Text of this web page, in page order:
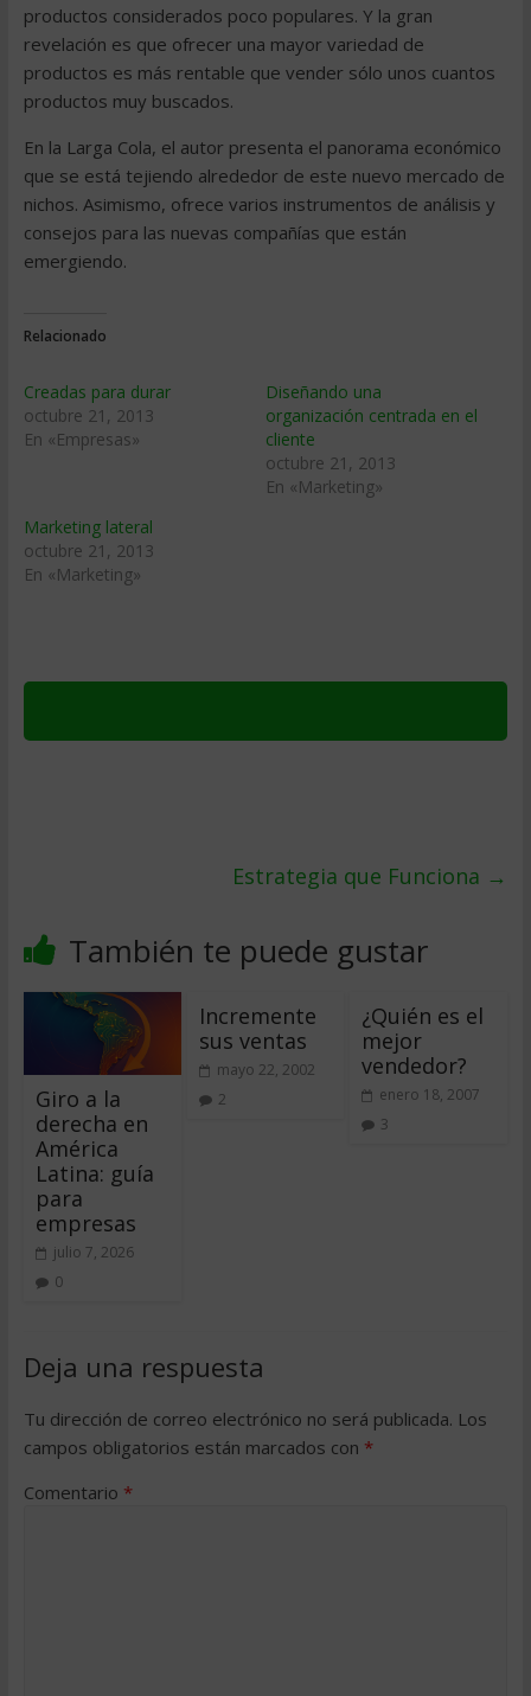
productos considerados poco populares. Y la gran
revelación es que ofrecer una mayor variedad de
productos es más rentable que vender sólo unos cuantos
productos muy buscados.
En la Larga Cola, el autor presenta el panorama económico
que se está tejiendo alrededor de este nuevo mercado de
nichos. Asimismo, ofrece varios instrumentos de análisis y
consejos para las nuevas compañías que están
emergiendo.
Relacionado
Creadas para durar
octubre 21, 2013
En «Empresas»
Diseñando una
organización centrada en el
cliente
octubre 21, 2013
En «Marketing»
Marketing lateral
octubre 21, 2013
En «Marketing»
Estrategia que Funciona →
También te puede gustar
Giro a la
derecha en
América
Latina: guía
para
empresas
julio 7, 2026
0
Incremente
sus ventas
mayo 22, 2002
2
¿Quién es el
mejor
vendedor?
enero 18, 2007
3
Deja una respuesta
Tu dirección de correo electrónico no será publicada. Los
campos obligatorios están marcados con *
Comentario *